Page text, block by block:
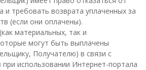
и требовать возврата уплаченных за
(если они оплачены).
материальных, так и
могут быть выплачены
Получателю) в связи с
использовании Интернет-портала